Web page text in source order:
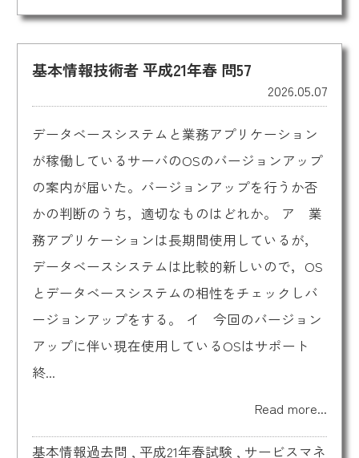
基本情報技術者 平成21年春 問57
2026.05.07
データベースシステムと業務アプリケーション
が稼働しているサーバのOSのバージョンアップ
の案内が届いた。バージョンアップを行うか否
かの判断のうち，適切なものはどれか。 ア 業
務アプリケーションは長期間使用しているが，
データベースシステムは比較的新しいので，OS
とデータベースシステムの相性をチェックしバ
ージョンアップをする。 イ 今回のバージョン
アップに伴い現在使用しているOSはサポート
終...
Read more...
基本情報過去問 , 平成21年春試験 , サービスマネ